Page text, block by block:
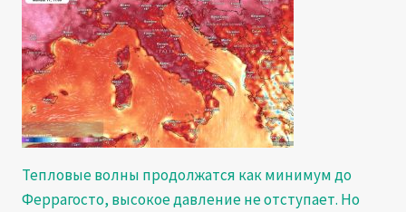
Тепловые волны продолжатся как минимум до
Феррагосто, высокое давление не отступает. Но